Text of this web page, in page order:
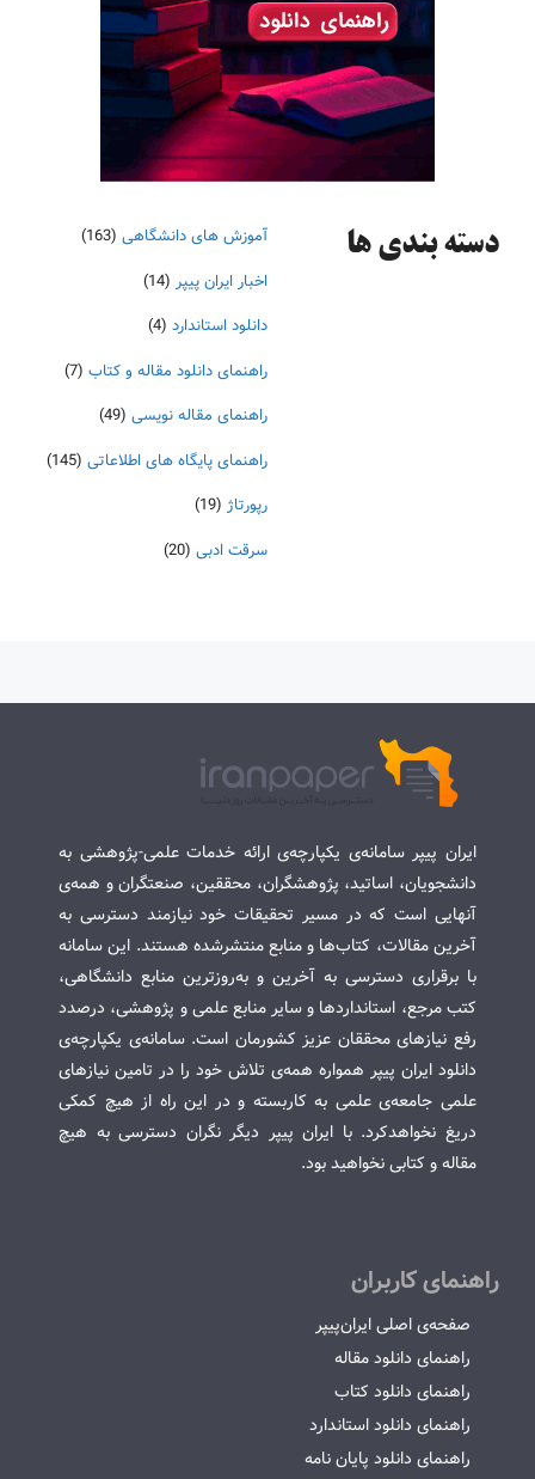
دسته‌ بندی ها آموزش های دانشگاهی (163)
اخبار ایران پیپر (14)
دانلود استاندارد (4)
راهنمای دانلود مقاله و کتاب (7)
راهنمای مقاله نویسی (49)
راهنمای پایگاه های اطلاعاتی (145)
رپورتاژ (19)
سرقت ادبی (20)
ایران پیپر سامانه‌ی یکپارچه‌ی ارائه خدمات علمی-پژوهشی به
دانشجویان، اساتید، پژوهشگران، محققین، صنعتگران و همه‌ی
آنهایی است که در مسیر تحقیقات خود نیازمند دسترسی به
آخرین مقالات، کتاب‌ها و منابع منتشرشده هستند. این سامانه
با برقراری دسترسی به آخرین و به‌روزترین منابع دانشگاهی،
کتب مرجع، استانداردها و سایر منابع علمی و پژوهشی، درصدد
رفع نیازهای محققان عزیز کشورمان است. سامانه‌ی یکپارچه‌ی
دانلود ایران پیپر همواره همه‌ی تلاش خود را در تامین نیازهای
علمی جامعه‌ی علمی به کاربسته و در این راه از هیچ کمکی
دریغ نخواهدکرد. با ایران پیپر دیگر نگران دسترسی به هیچ
مقاله و کتابی نخواهید بود.
راهنمای کاربران
صفحه‌ی اصلی ایران‌پیپر
راهنمای دانلود مقاله
راهنمای دانلود کتاب
راهنمای دانلود استاندارد
راهنمای دانلود پایان نامه